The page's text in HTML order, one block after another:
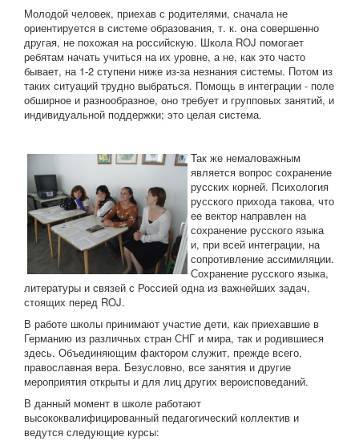
Молодой человек, приехав с родителями, сначала не
ориентируется в системе образования, т. к. она совершенно
другая, не похожая на российскую. Школа ROJ помогает
ребятам начать учиться на их уровне, а не, как это часто
бывает, на 1-2 ступени ниже из-за незнания системы. Потом из
таких ситуаций трудно выбраться. Помощь в интеграции - поле
обширное и разнообразное, оно требует и групповых занятий, и
индивидуальной поддержки; это целая система.
Так же немаловажным
является вопрос сохранение
русских корней. Психология
русского прихода такова, что
ее вектор направлен на
сохранение русского языка
и, при всей интеграции, на
сопротивление ассимиляции.
Сохранение русского языка,
литературы и связей с Россией одна из важнейших задач,
стоящих перед ROJ.
В работе школы принимают участие дети, как приехавшие в
Германию из различных стран СНГ и мира, так и родившиеся
здесь. Объединяющим фактором служит, прежде всего,
православная вера. Безусловно, все занятия и другие
мероприятия открыты и для лиц других вероисповеданий.
В данный момент в школе работают
высококвалифицированный педагогический коллектив и
ведутся следующие курсы: